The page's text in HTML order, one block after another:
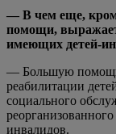
— В чем еще,
помощи,
имеющих детей-
— Большую помощь
реабилитации
социального
инвалидов.